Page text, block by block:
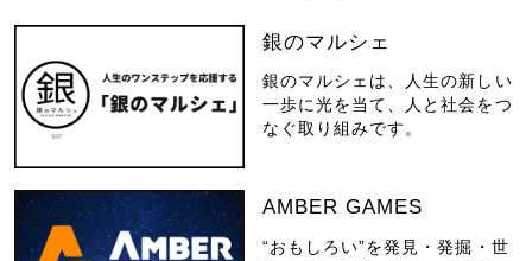
銀のマルシェ
銀のマルシェは、人生の新しい
一歩に光を当て、人と社会をつ
なぐ取り組みです。
AMBER GAMES
“おもしろい”を発見・発掘・世